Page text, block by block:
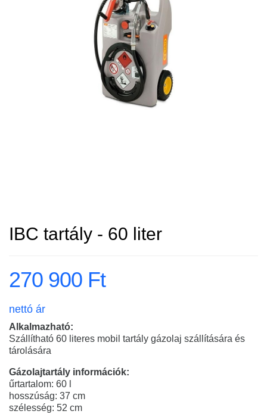
IBC tartály - 60 liter
270 900 Ft
nettó ár
Alkalmazható:
Szállítható 60 literes mobil tartály gázolaj szállítására és
tárolására
Gázolajtartály információk:
űrtartalom: 60 l
hosszúság: 37 cm
szélesség: 52 cm